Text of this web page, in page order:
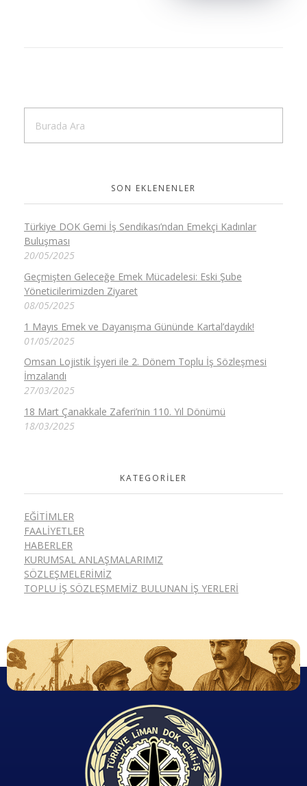
SON EKLENENLER
Türkiye DOK Gemi İş Sendikası’ndan Emekçi Kadınlar
Buluşması
20/05/2025
Geçmişten Geleceğe Emek Mücadelesi: Eski Şube
Yöneticilerimizden Ziyaret
08/05/2025
1 Mayıs Emek ve Dayanışma Gününde Kartal’daydık!
01/05/2025
Omsan Lojistik İşyeri ile 2. Dönem Toplu İş Sözleşmesi
İmzalandı
27/03/2025
18 Mart Çanakkale Zaferi’nin 110. Yıl Dönümü
18/03/2025
KATEGORILER
EĞITIMLER
FAALIYETLER
HABERLER
KURUMSAL ANLAŞMALARIMIZ
SÖZLEŞMELERIMIZ
TOPLU İŞ SÖZLEŞMEMIZ BULUNAN İŞ YERLERI